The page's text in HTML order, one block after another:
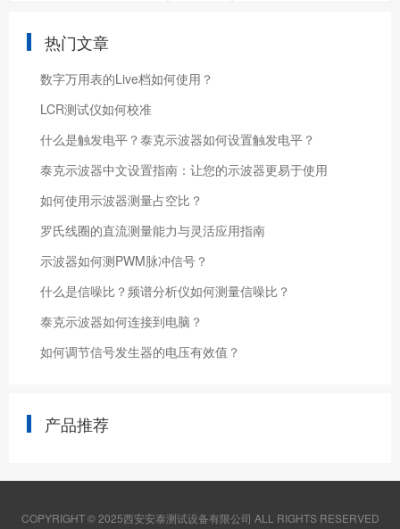
热门文章
数字万用表的Live档如何使用？
LCR测试仪如何校准
什么是触发电平？泰克示波器如何设置触发电平？
泰克示波器中文设置指南：让您的示波器更易于使用
如何使用示波器测量占空比？
罗氏线圈的直流测量能力与灵活应用指南
示波器如何测PWM脉冲信号？
什么是信噪比？频谱分析仪如何测量信噪比？
泰克示波器如何连接到电脑？
如何调节信号发生器的电压有效值？
产品推荐
COPYRIGHT © 2025西安安泰测试设备有限公司 ALL RIGHTS RESERVED